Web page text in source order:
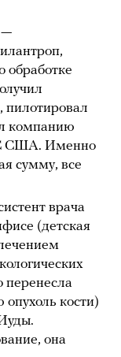
—
обработке
пилотировал
компанию
США. Именно
сумму, все
врача
(детская
перенесла
опухоль кости)
она